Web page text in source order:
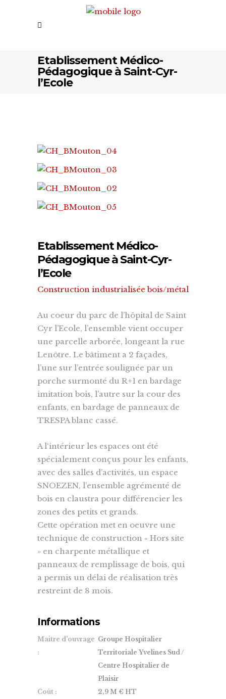
Etablissement Médico-
Pédagogique à Saint-Cyr-
l’Ecole
Etablissement Médico-
Pédagogique à Saint-Cyr-
l’Ecole
Construction industrialisée bois/métal
Au coeur du parc de l’hôpital de Saint
Cyr l’Ecole, l’ensemble vient occuper
une parcelle arborée, longeant la rue
Lenôtre. Le bâtiment a 2 façades,
l’une sur l’entrée soulignée par un
porche surmonté du R+1 en bardage
imitation bois, l’autre sur la cour des
enfants, en bardage de panneaux de
TRESPA blanc cassé.
A l‘intérieur les espaces ont été
spécialement conçus pour les enfants,
avec des salles d’activités, un espace
SNOEZEN, l’ensemble agrémenté de
bois en claustra pour différencier les
zones des petits et grands.
Cette opération met en oeuvre une
technique de construction « Hors site
» en charpente métallique et
panneaux de remplissage de bois, qui
a permis un délai de réalisation très
restreint de 8 mois.
Informations
Maitre d'ouvrage
:
Groupe Hospitalier
Territoriale Yvelines Sud /
Centre Hospitalier de
Plaisir
Coût :
2,9 M € HT